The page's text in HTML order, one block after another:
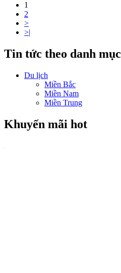
1
2
>
>|
Tin tức theo danh mục
Du lịch
Miền Bắc
Miền Nam
Miền Trung
Khuyến mãi hot